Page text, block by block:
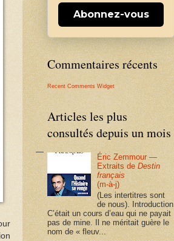
Abonnez-vous
Commentaires récents
Recent Comments Widget
Articles les plus
consultés depuis un mois
Éric Zemmour —
Extraits deDestin
français
(m-à-j)
(Les intertitres sont
de nous). Introduction
C’était un cours d’eau qui ne payait
pas de mine. Il ne méritait guère le
nom de « fleuv...